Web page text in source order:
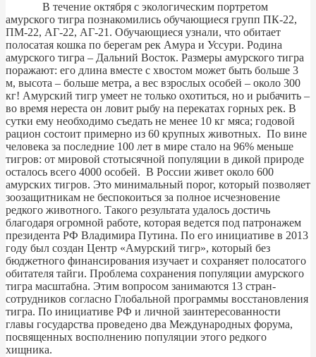
В течение октября с экологическим портретом
амурского тигра познакомились обучающиеся групп ПК-22,
ПМ-22, АГ-22, АГ-21. Обучающиеся узнали, что обитает
полосатая кошка по берегам рек Амура и Уссури. Родина
амурского тигра – Дальний Восток. Размеры амурского тигра
поражают: его длина вместе с хвостом может быть больше 3
м, высота – больше метра, а вес взрослых особей – около 300
кг! Амурский тигр умеет не только охотиться, но и рыбачить –
во время нереста он ловит рыбу на перекатах горных рек. В
сутки ему необходимо съедать не менее 10 кг мяса; годовой
рацион состоит примерно из 60 крупных животных. По вине
человека за последние 100 лет в мире стало на 96% меньше
тигров: от мировой стотысячной популяции в дикой природе
осталось всего 4000 особей. В России живет около 600
амурских тигров. Это минимальный порог, который позволяет
зоозащитникам не беспокоиться за полное исчезновение
редкого животного. Такого результата удалось достичь
благодаря огромной работе, которая ведется под патронажем
президента РФ Владимира Путина. По его инициативе в 2013
году был создан Центр «Амурский тигр», который без
бюджетного финансирования изучает и сохраняет полосатого
обитателя тайги. Проблема сохранения популяции амурского
тигра масштабна. Этим вопросом занимаются 13 стран-
сотрудников согласно Глобальной программы восстановления
тигра. По инициативе РФ и личной заинтересованности
главы государства проведено два Международных форума,
посвященных восполнению популяции этого редкого
хищника.